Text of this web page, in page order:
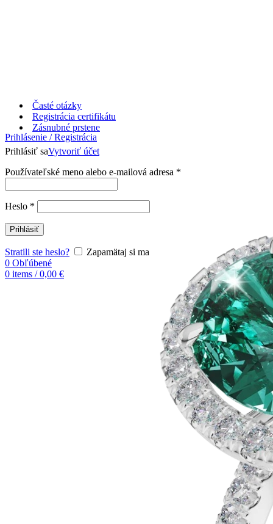
Časté otázky
Registrácia certifikátu
Prihlásenie / Registrácia
Prihlásiť saVytvoriť účet
Používateľské meno alebo e-mailová adresa *
Heslo *
Prihlásiť
Stratili ste heslo?
Zapamätaj si ma
0 Obľúbené
0 items / 0,00 €
Zásnubné prstene